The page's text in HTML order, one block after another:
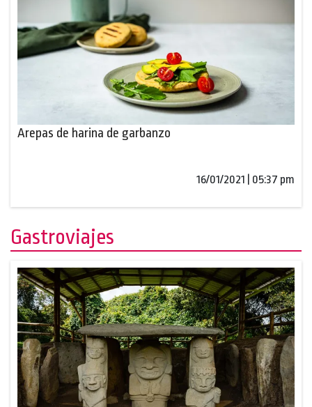
Arepas de harina de garbanzo
16/01/2021 | 05:37 pm
Gastroviajes